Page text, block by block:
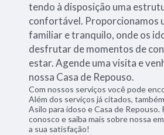
tendo à disposição uma
confortável. Proporcionamos
familiar e tranquilo, onde os
desfrutar de momentos de
estar. Agende uma visita e
nossa Casa de Repouso.
Com nossos serviços você pode
Além dos serviços já citados,
Asilo para idoso e Casa de Repouso.
conosco e saiba mais sobre nossa
a sua satisfação!